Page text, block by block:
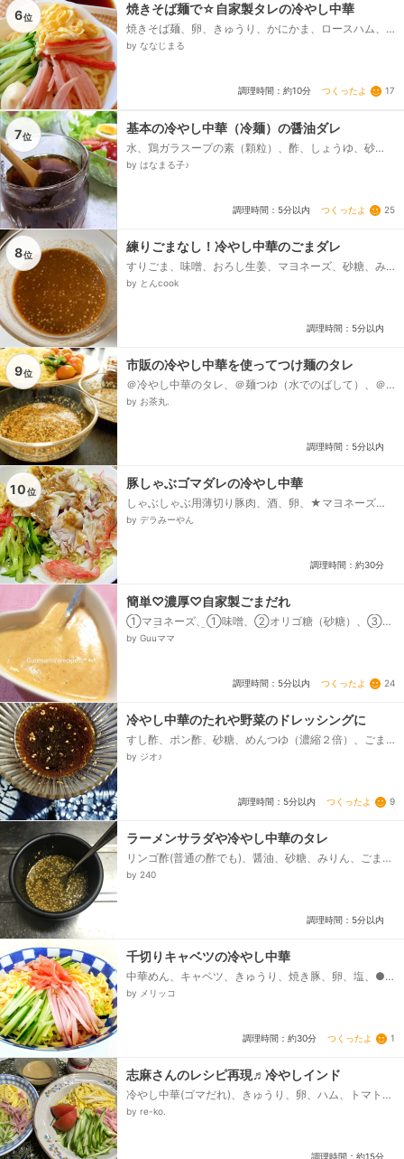
6位
焼きそば麺で☆自家製タレの冷やし中華
焼きそば麺、卵、きゅうり、かにかま、ロースハム、
●醤油、●酢、●砂糖、●ポッカレモン、ごま油、お好
by ななじまる
調理時間：約10分 つくったよ 17
7位
基本の冷やし中華（冷麺）の醤油ダレ
水、鶏ガラスープの素（顆粒）、酢、しょうゆ、砂
糖、白すり胡麻、ごま油、しょうがの絞り汁
by はなまる子♪
調理時間：5分以内 つくったよ 25
8位
練りごまなし！冷やし中華のごまダレ
すりごま、味噌、おろし生姜、マヨネーズ、砂糖、み
りん、醤油、酢、ごま油、ラー油
by とんcook
調理時間：5分以内
9位
市販の冷やし中華を使ってつけ麺のタレ
＠冷やし中華のタレ、＠麺つゆ（水でのばして）、＠
おろし生姜、＠ごま油、＠ゴマ
by お茶丸.
調理時間：5分以内
10位
豚しゃぶゴマダレの冷やし中華
しゃぶしゃぶ用薄切り豚肉、酒、卵、★マヨネーズ、
★塩コショウ、中華麺、きゅうり、塩、カニカマ、紅
by デラみーやん
調理時間：約30分
簡単♡濃厚♡自家製ごまだれ
①マヨネーズ、①味噌、②オリゴ糖（砂糖）、③
酢、③醤油、④ごま油、⑤白すりごま
by Guuママ
調理時間：5分以内 つくったよ 24
冷やし中華のたれや野菜のドレッシングに
すし酢、ポン酢、砂糖、めんつゆ（濃縮２倍）、ごま
油、からし、ごま
by ジオ♪
調理時間：5分以内 つくったよ 9
ラーメンサラダや冷やし中華のタレ
リンゴ酢(普通の酢でも)、醤油、砂糖、みりん、ごま
油、白すりごま、白いりごま
by 240
調理時間：5分以内
千切りキャベツの冷やし中華
中華めん、キャベツ、きゅうり、焼き豚、卵、塩、●
砂糖、しょうゆ、酢、水、●ごま油、紅生姜
by メリッコ
調理時間：約30分 つくったよ 1
志麻さんのレシピ再現♬冷やしインド
冷やし中華(ゴマだれ)、きゅうり、卵、ハム、トマト、
☆付属のゴマだれ、☆カレー粉、☆牛乳、☆にんにく
by re-ko.
調理時間：約15分